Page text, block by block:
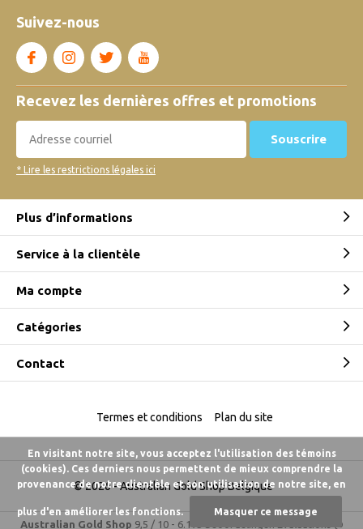
Suivez-nous
Recevez les dernières offres et promotions
Souscrire
* Lire les restrictions légales ici
Plus d’informations
Service à la clientèle
Ma compte
Catégories
Contact
© 2026 -Australian Gold Shop Belgique
Termes et conditions Plan du site
Australian Gold Shop 9,5 / 10- 6.175 beoordelingen Évaluations @
En visitant notre site, vous acceptez l'utilisation des témoins
(cookies). Ces derniers nous permettent de mieux comprendre la
provenance de notre clientèle et son utilisation de notre site, en
plus d'en améliorer les fonctions. Masquer ce message